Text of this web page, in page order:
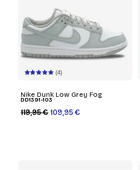
(4)
Nike Dunk Low Grey Fog
DD1391-103
119,95 € 109,95 €